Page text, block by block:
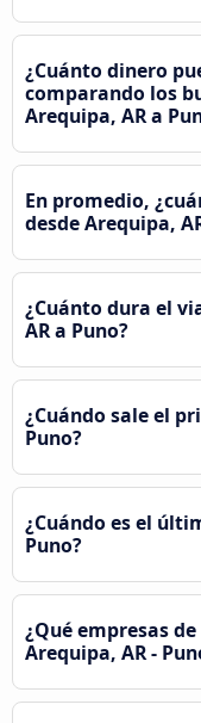
¿Cuánto dinero
comparando los
Arequipa, AR a
En promedio,
desde Arequipa,
¿Cuánto dura el
AR a Puno?
¿Cuándo sale el
Puno?
¿Cuándo es el
Puno?
¿Qué empresas
Arequipa, AR -